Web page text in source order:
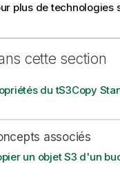
plus de technologies
cette section
du tS3Copy
associés
un objet S3 d'un